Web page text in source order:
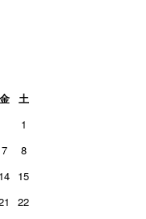
金
土
1
7
8
14 15
22